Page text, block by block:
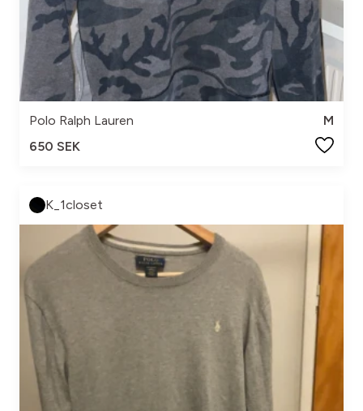
Polo Ralph Lauren
M
650 SEK
K_1closet